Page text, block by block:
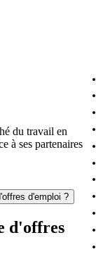
du travail en
à ses partenaires
d'emploi ?
d'offres